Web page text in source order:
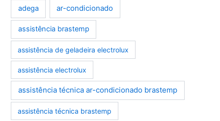
adega ar-condicionado
assistência brastemp
assistência de geladeira electrolux
assistência electrolux
assistência técnica ar-condicionado brastemp
assistência técnica brastemp